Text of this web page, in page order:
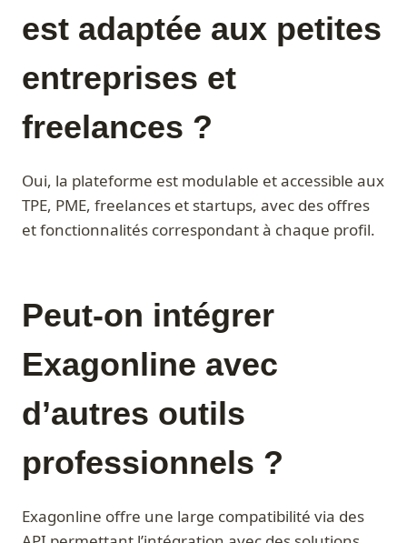
est adaptée aux petites
entreprises et
freelances ?
Oui, la plateforme est modulable et accessible aux
TPE, PME, freelances et startups, avec des offres
et fonctionnalités correspondant à chaque profil.
Peut-on intégrer
Exagonline avec
d’autres outils
professionnels ?
Exagonline offre une large compatibilité via des